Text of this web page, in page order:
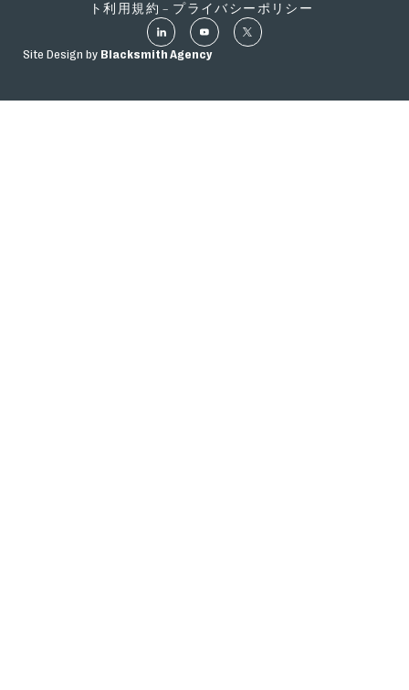
ト利用規約 – プライバシーポリシー
Site Design by Blacksmith Agency